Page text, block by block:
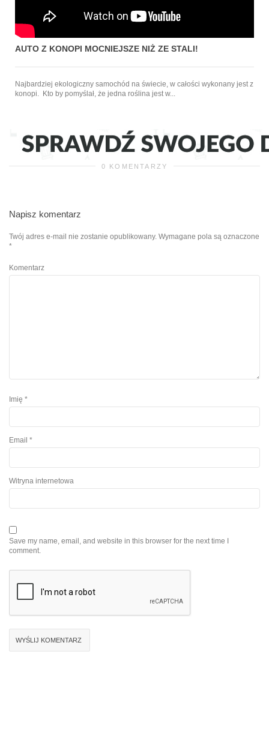
AUTO Z KONOPI MOCNIEJSZE NIŻ ZE STALI!
Najbardziej ekologiczny samochód na świecie, w całości wykonany jest z
konopi. Kto by pomyślał, że jedna roślina jest w...
0 KOMENTARZY
Napisz komentarz
Twój adres e-mail nie zostanie opublikowany. Wymagane pola są oznaczone
*
Komentarz
Imię *
Email *
Witryna internetowa
Save my name, email, and website in this browser for the next time I
comment.